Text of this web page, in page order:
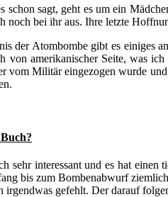
schon sagt, geht es um ein
noch bei ihr aus. Ihre letzte
der Atombombe gibt es einiges
von amerikanischer Seite, was
vom Militär eingezogen wurde
sehr interessant und es hat einen
bis zum Bombenabwurf
irgendwas gefehlt. Der darauf